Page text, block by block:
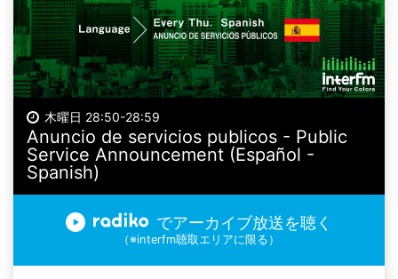
木曜日 28:50-28:59
Anuncio de servicios publicos - Public
Service Announcement (Español -
Spanish)
でアーカイブ放送を聴く
（※interfm聴取エリアに限る）